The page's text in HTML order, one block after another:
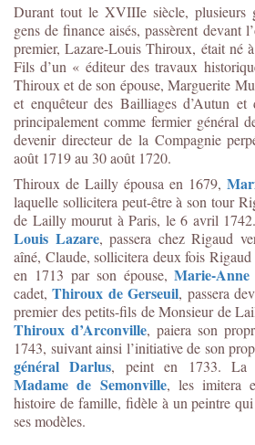
Durant tout le XVIIIe siècle, plusieurs
gens de finance aisés, passèrent devant
premier, Lazare-Louis Thiroux, était né
Fils d’un « éditeur des travaux
Thiroux et de son épouse, Marguerite
et enquêteur des Bailliages d’Autun
principalement comme fermier général
devenir directeur de la Compagnie
août 1719 au 30 août 1720.
Thiroux de Lailly épousa en 1679,
laquelle sollicitera peut-être à son tour
de Lailly mourut à Paris, le 6 avril
Louis Lazare, passera chez Rigaud
aîné, Claude, sollicitera deux fois Rigaud
en 1713 par son épouse,Marie-
cadet,Thiroux de Gerseuil, passera
premier des petits-fils de Monsieur de
Thiroux d’Arconville, paiera son
1743, suivant ainsi l’initiative de son
général Darlus, peint en 1733. La
Madame de Semonville, les imitera
histoire de famille, fidèle à un peintre
ses modèles.